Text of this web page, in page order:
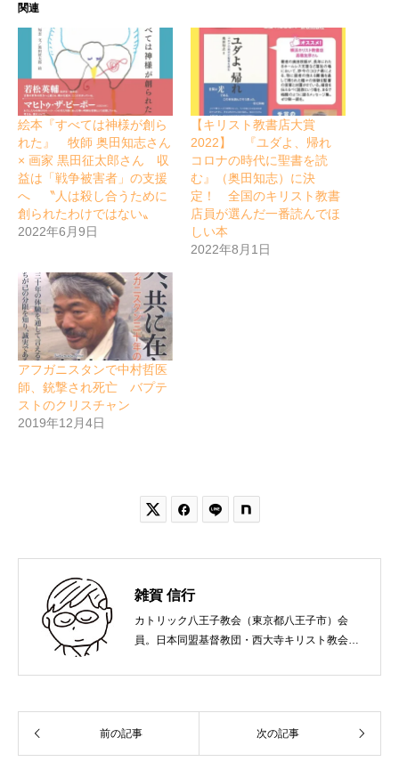
関連
絵本『すべては神様が創ら
れた』 牧師 奥田知志さん
× 画家 黒田征太郎さん 収
益は「戦争被害者」の支援
へ 〝人は殺し合うために
創られたわけではない〟
2022年6月9日
【キリスト教書店大賞
2022】 『ユダよ、帰れ
コロナの時代に聖書を読
む』（奥田知志）に決
定！ 全国のキリスト教書
店員が選んだ一番読んでほ
しい本
2022年8月1日
アフガニスタンで中村哲医
師、銃撃され死亡 バプテ
ストのクリスチャン
2019年12月4日
 
雑賀 信行
カトリック八王子教会（東京都八王子市）会
員。日本同盟基督教団・西大寺キリスト教会
れ。関西学院大学社会学部卒業。９０年代、い
て、雜賀編集工房として独立。
前の記事 次の記事